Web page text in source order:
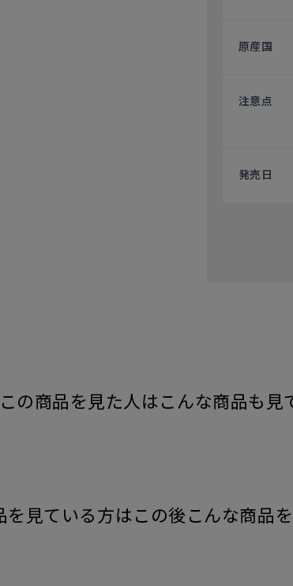
原産国
注意点
発売日
の商品を見た人はこんな商品も見
を見ている方はこの後こんな商品